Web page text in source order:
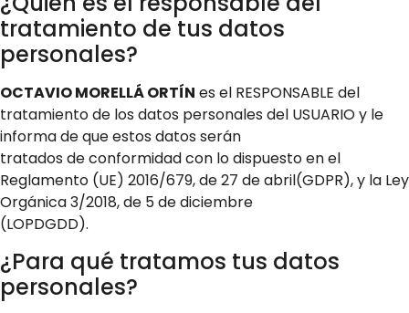
tratamiento de tus datos
personales?
OCTAVIO MORELLÁ ORTÍN es el RESPONSABLE del
tratamiento de los datos personales del USUARIO y le
informa de que estos datos serán
tratados de conformidad con lo dispuesto en el
Reglamento (UE) 2016/679, de 27 de abril(GDPR), y la Ley
Orgánica 3/2018, de 5 de diciembre
(LOPDGDD).
¿Para qué tratamos tus datos
personales?